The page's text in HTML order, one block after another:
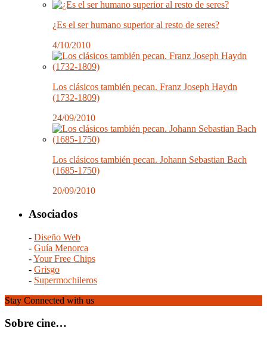
¿Es el ser humano superior al resto de seres?
4/10/2010
Los clásicos también pecan. Franz Joseph Haydn
(1732-1809)
24/09/2010
Los clásicos también pecan. Johann Sebastian Bach
(1685-1750)
20/09/2010
Asociados
- Diseño Web
- Guía Menorca
-Your Free Chips
- Grisgo
- Supermochileros
Stay Connected with us
Sobre cine…